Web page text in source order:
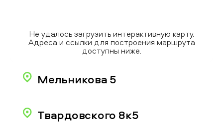
Не удалось загрузить интерактивную карту.
Адреса и ссылки для построения маршрута
доступны ниже.
Мельникова 5
Твардовского 8к5